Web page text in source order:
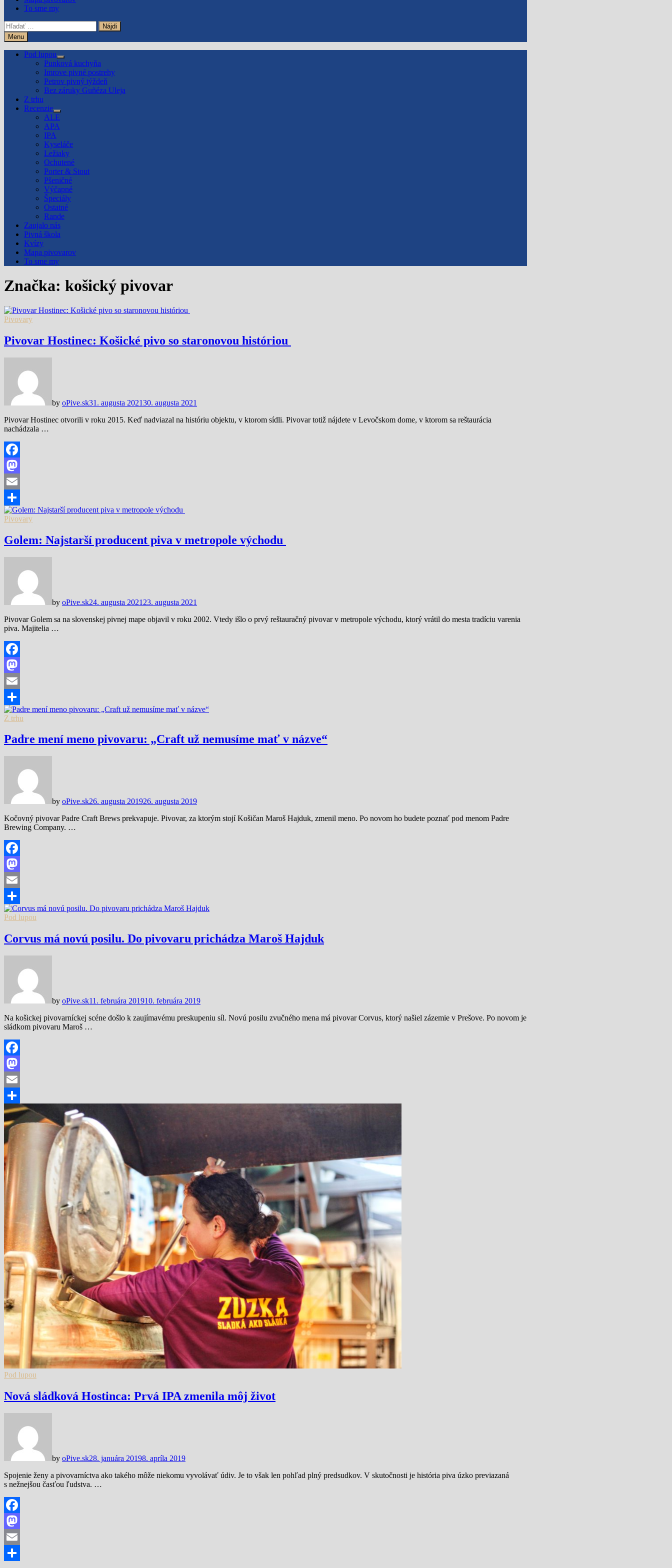
To sme my
Hľadať:
Menu
Pod lupou
Show
sub
menu
Punková kuchyňa
Imrove pivné postrehy
Petrov pivný týždeň
Bez záruky Guñéza Uleja
Z trhu
Recenzie
Show
sub
menu
ALE
APA
IPA
Kyseláče
Ležiaky
Ochutené
Porter & Stout
Pšeničné
Výčapné
Špeciály
Ostatné
Rande
Zaujalo nás
Pivná škola
Kvízy
Mapa pivovarov
To sme my
Značka: košický pivovar
Pivovary
Pivovar Hostinec: Košické pivo so staronovou históriou
by oPive.sk31. augusta 202130. augusta 2021
Pivovar Hostinec otvorili v roku 2015. Keď nadviazal na históriu objektu, v ktorom sídli. Pivovar totiž nájdete v Levočskom dome, v ktorom sa reštaurácia
nachádzala …
Facebook
Mastodon
Email
Share
Pivovary
Golem: Najstarší producent piva v metropole východu
by oPive.sk24. augusta 2021 23. augusta 2021
Pivovar Golem sa na slovenskej pivnej mape objavil v roku 2002. Vtedy išlo o prvý reštauračný pivovar v metropole východu, ktorý vrátil do mesta tradíciu varenia
piva. Majitelia …
Facebook
Mastodon
Email
Share
Z trhu
Padre mení meno pivovaru: „Craft už nemusíme mať v názve“
by oPive.sk26. augusta 201926. augusta 2019
Kočovný pivovar Padre Craft Brews prekvapuje. Pivovar, za ktorým stojí Košičan Maroš Hajduk, zmenil meno. Po novom ho budete poznať pod menom Padre
Brewing Company. …
Facebook
Mastodon
Email
Share
Pod lupou
Corvus má novú posilu. Do pivovaru prichádza Maroš Hajduk
by oPive.sk11. februára 201910. februára 2019
Na košickej pivovarníckej scéne došlo k zaujímavému preskupeniu síl. Novú posilu zvučného mena má pivovar Corvus, ktorý našiel zázemie v Prešove. Po novom je
sládkom pivovaru Maroš …
Facebook
Mastodon
Email
Share
Pod lupou
Nová sládková Hostinca: Prvá IPA zmenila môj život
by oPive.sk28. januára 20198. apríla 2019
Spojenie ženy a pivovarníctva ako takého môže niekomu vyvolávať údiv. Je to však len pohľad plný predsudkov. V skutočnosti je história piva úzko previazaná
s nežnejšou časťou ľudstva. …
Facebook
Mastodon
Email